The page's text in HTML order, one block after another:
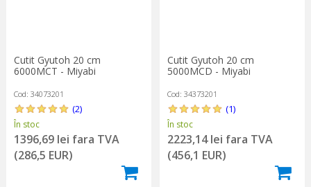
Cutit Gyutoh 20 cm
6000MCT - Miyabi
Cod: 34073201
(2)
În stoc
1396,69 lei fara TVA
(286,5 EUR)
Cutit Gyutoh 20 cm
5000MCD - Miyabi
Cod: 34373201
(1)
În stoc
2223,14 lei fara TVA
(456,1 EUR)